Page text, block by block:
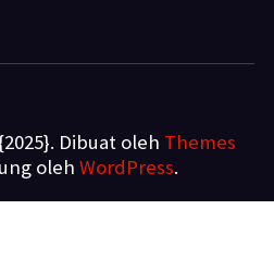
Dibuat oleh Themes
oleh WordPress.